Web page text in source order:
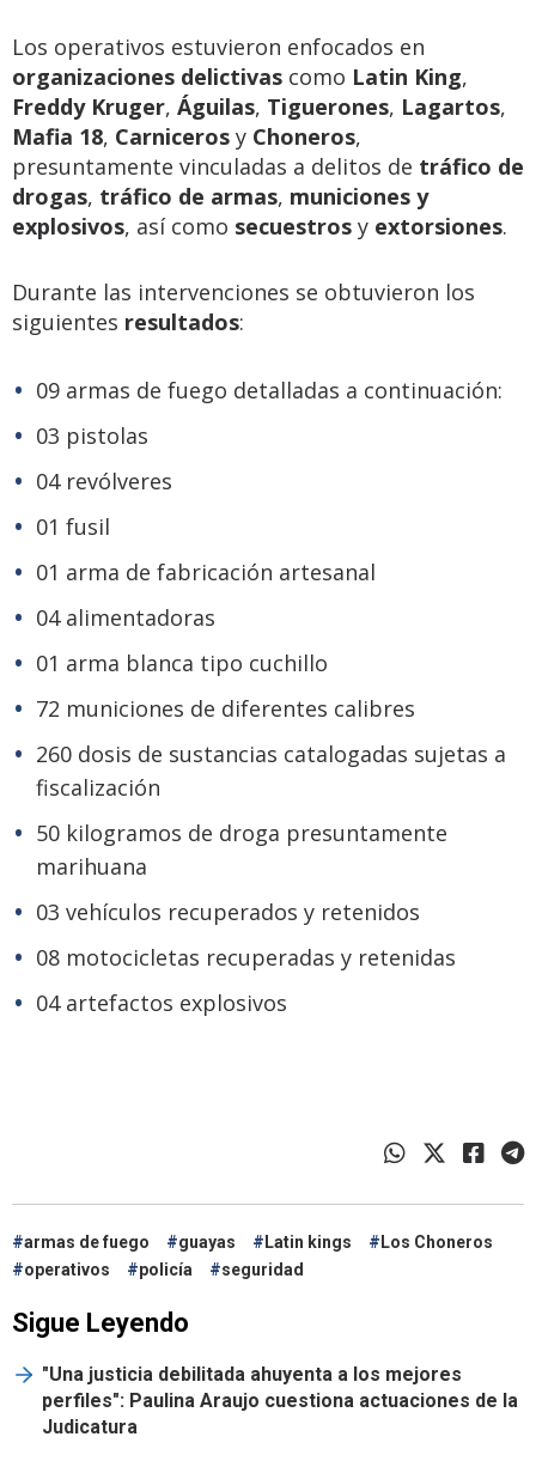
Los operativos estuvieron enfocados en
organizaciones delictivas como Latin King,
Freddy Kruger, Águilas, Tiguerones, Lagartos,
Mafia 18, Carniceros y Choneros,
presuntamente vinculadas a delitos de tráfico de
drogas, tráfico de armas, municiones y
explosivos, así como secuestros y extorsiones.
Durante las intervenciones se obtuvieron los
siguientes resultados:
09 armas de fuego detalladas a continuación:
03 pistolas
04 revólveres
01 fusil
01 arma de fabricación artesanal
04 alimentadoras
01 arma blanca tipo cuchillo
72 municiones de diferentes calibres
260 dosis de sustancias catalogadas sujetas a
fiscalización
50 kilogramos de droga presuntamente
marihuana
03 vehículos recuperados y retenidos
08 motocicletas recuperadas y retenidas
04 artefactos explosivos
armas de fuego guayas Latin kings
Los Choneros
operativos
policía seguridad
Sigue Leyendo
"Una justicia debilitada ahuyenta a los mejores
perfiles": Paulina Araujo cuestiona actuaciones de la
Judicatura